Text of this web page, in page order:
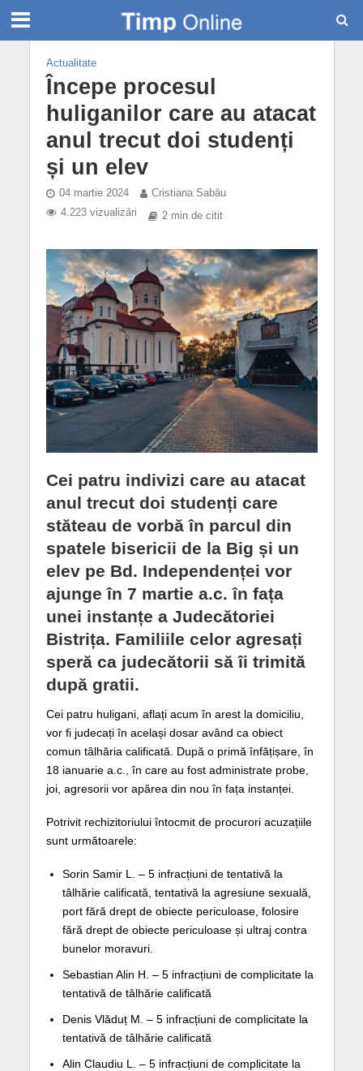
Actualitate
Începe procesul
huliganilor care au atacat
anul trecut doi studenți
și un elev
04 martie 2024
Cristiana Sabău
4.223 vizualizări
2 min de citit
Cei patru indivizi care au atacat
anul trecut doi studenți care
stăteau de vorbă în parcul din
spatele bisericii de la Big și un
elev pe Bd. Independenței vor
ajunge în 7 martie a.c. în fața
unei instanțe a Judecătoriei
Bistrița. Familiile celor agresați
speră ca judecătorii să îi trimită
după gratii.
Cei patru huligani, aflați acum în arest la domiciliu,
vor fi judecați în același dosar având ca obiect
comun tâlhăria calificată. După o primă înfățișare, în
18 ianuarie a.c., în care au fost administrate probe,
joi, agresorii vor apărea din nou în fața instanței.
Potrivit rechizitoriului întocmit de procurori acuzațiile
sunt următoarele:
Sorin Samir L. – 5 infracțiuni de tentativă la
tâlhărie calificată, tentativă la agresiune sexuală,
port fără drept de obiecte periculoase, folosire
fără drept de obiecte periculoase și ultraj contra
bunelor moravuri.
Sebastian Alin H. – 5 infracțiuni de complicitate la
tentativă de tâlhărie calificată
Denis Vlăduț M. – 5 infracțiuni de complicitate la
tentativă de tâlhărie calificată
Alin Claudiu L. – 5 infracțiuni de complicitate la